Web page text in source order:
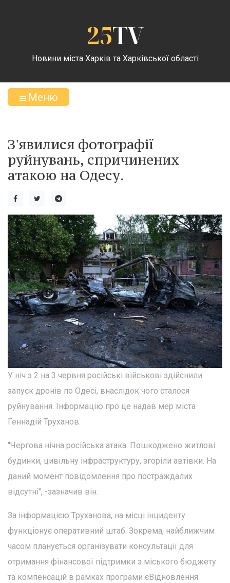
25TV
Новини міста Харків та Харківської області
Меню
З'явилися фотографії
руйнувань, спричинених
атакою на Одесу.
У ніч з 2 на 3 червня російські військові здійснили
запуск дронів по Одесі, внаслідок чого сталося
руйнування. Інформацію про це надав мер міста
Геннадій Труханов.
"Чергова нічна російська атака. Пошкоджено житлові
будинки, цивільну інфраструктуру, згоріли автівки. На
даний момент повідомлення про постраждалих
відсутні", -зазначив він.
За інформацією Труханова, на місці інциденту
функціонує оперативний штаб. Зокрема, найближчим
часом планується організувати консультації для
отримання фінансової підтримки з міського бюджету
та компенсацій в рамках програми єВідновлення.